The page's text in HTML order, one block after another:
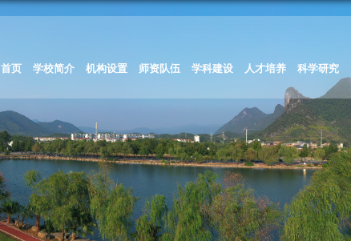
首页 学校简介 机构设置 师资队伍 学科建设 人才培养 科学研究